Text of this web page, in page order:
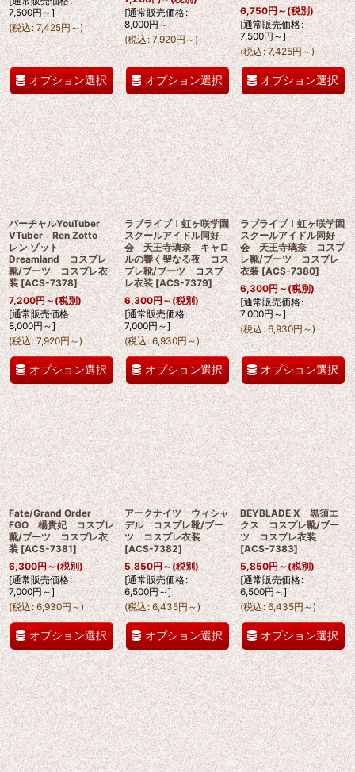
7,500円～]
(税込: 7,425円～)
オプション選択
[通常販売価格:
8,000円～]
(税込 : 7,920円～)
オプション選択
6,750円～(税別)
[通常販売価格:
7,500円～]
(税込: 7,425円～)
オプション選択
バーチャルYouTuber
VTuber Ren Zotto
レン ゾット
Dreamland コスプレ
靴/ブーツ コスプレ衣
装 [ACS-7378]
7,200円～(税別)
[通常販売価格:
8,000円～]
(税込: 7,920円～)
オプション選択
ラブライブ！虹ヶ咲学園
スクールアイドル同好
会 天王寺璃奈 キャロ
ルの響く聖なる夜 コス
プレ靴/ブーツ コスプ
レ衣装 [ACS-7379]
6,300円～(税別)
[通常販売価格:
7,000円～]
(税込: 6,930円～)
オプション選択
ラブライブ！虹ヶ咲学園
スクールアイドル同好
会 天王寺璃奈 コスプ
レ靴/ブーツ コスプレ
衣装 [ACS-7380]
6,300円～(税別)
[通常販売価格:
7,000円～]
(税込: 6,930円～)
オプション選択
Fate/Grand Order
FGO 楊貴妃 コスプレ
靴/ブーツ コスプレ衣
装 [ACS-7381]
6,300円～(税別)
[通常販売価格:
7,000円～]
(税込: 6,930円～)
オプション選択
アークナイツ ウィシャ
デル コスプレ靴/ブー
ツ コスプレ衣装
[ACS-7382]
5,850円～(税別)
[通常販売価格:
6,500円～]
(税込: 6,435円～)
オプション選択
BEYBLADE X 黒須エ
クス コスプレ靴/ブー
ツ コスプレ衣装
[ACS-7383]
5,850円～(税別)
[通常販売価格:
6,500円～]
(税込: 6,435円～)
オプション選択